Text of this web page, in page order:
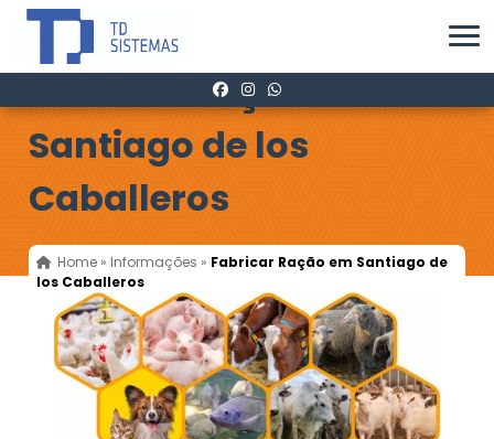
Fabricar Ração em
Santiago de los
Caballeros
Home » Informações » Fabricar Ração em Santiago de
los Caballeros